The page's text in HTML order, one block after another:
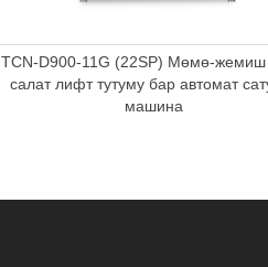
TCN-D900-11G (22SP) Мөмө-жемиш
салат лифт тутуму бар автомат
машина